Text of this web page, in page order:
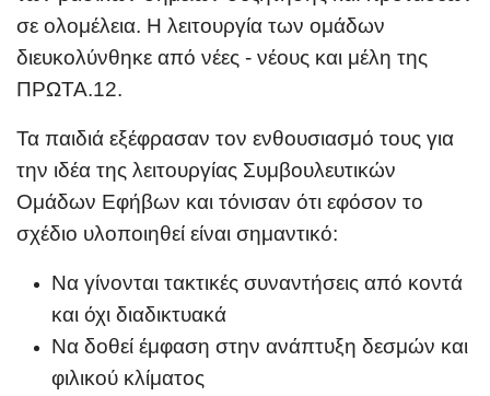
σε ολομέλεια. Η λειτουργία των ομάδων
διευκολύνθηκε από νέες - νέους και μέλη της
ΠΡΩΤΑ.12.
Τα παιδιά εξέφρασαν τον ενθουσιασμό τους για
την ιδέα της λειτουργίας Συμβουλευτικών
Ομάδων Εφήβων και τόνισαν ότι εφόσον το
σχέδιο υλοποιηθεί είναι σημαντικό:
Να γίνονται τακτικές συναντήσεις από κοντά
και όχι διαδικτυακά
Να δοθεί έμφαση στην ανάπτυξη δεσμών και
φιλικού κλίματος